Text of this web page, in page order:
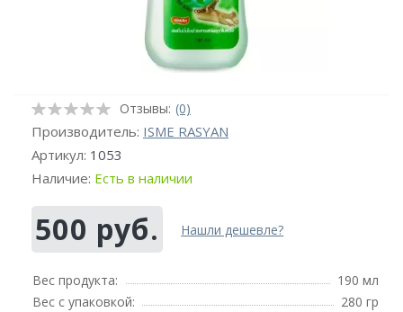
Отзывы: (0)
Производитель: ISME RASYAN
Артикул: 1053
Наличие: Есть в наличии
500 руб. Нашли дешевле?
Вес продукта:
190 мл
Вес с упаковкой:
280 гр